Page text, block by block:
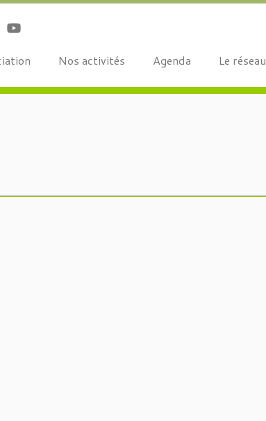
Nos activités Agenda Le réseau